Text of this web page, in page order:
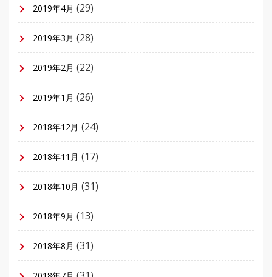
2019年4月 (29)
2019年3月 (28)
2019年2月 (22)
2019年1月 (26)
2018年12月 (24)
2018年11月 (17)
2018年10月 (31)
2018年9月 (13)
2018年8月 (31)